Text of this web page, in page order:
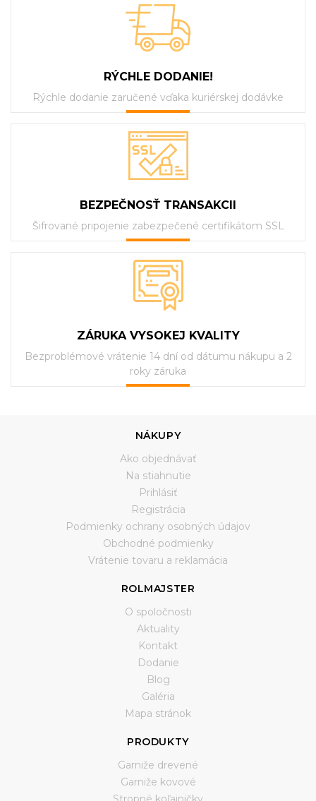
RÝCHLE DODANIE!
Rýchle dodanie zaručené vďaka kuriérskej dodávke
BEZPEČNOSŤ TRANSAKCII
Šifrované pripojenie zabezpečené certifikátom SSL
ZÁRUKA VYSOKEJ KVALITY
Bezproblémové vrátenie 14 dní od dátumu nákupu a 2
roky záruka
NÁKUPY
Ako objednávať
Na stiahnutie
Prihlásiť
Registrácia
Podmienky ochrany osobných údajov
Obchodné podmienky
Vrátenie tovaru a reklamácia
ROLMAJSTER
O spoločnosti
Aktuality
Kontakt
Dodanie
Blog
Galéria
Mapa stránok
PRODUKTY
Garniže drevené
Garniže kovové